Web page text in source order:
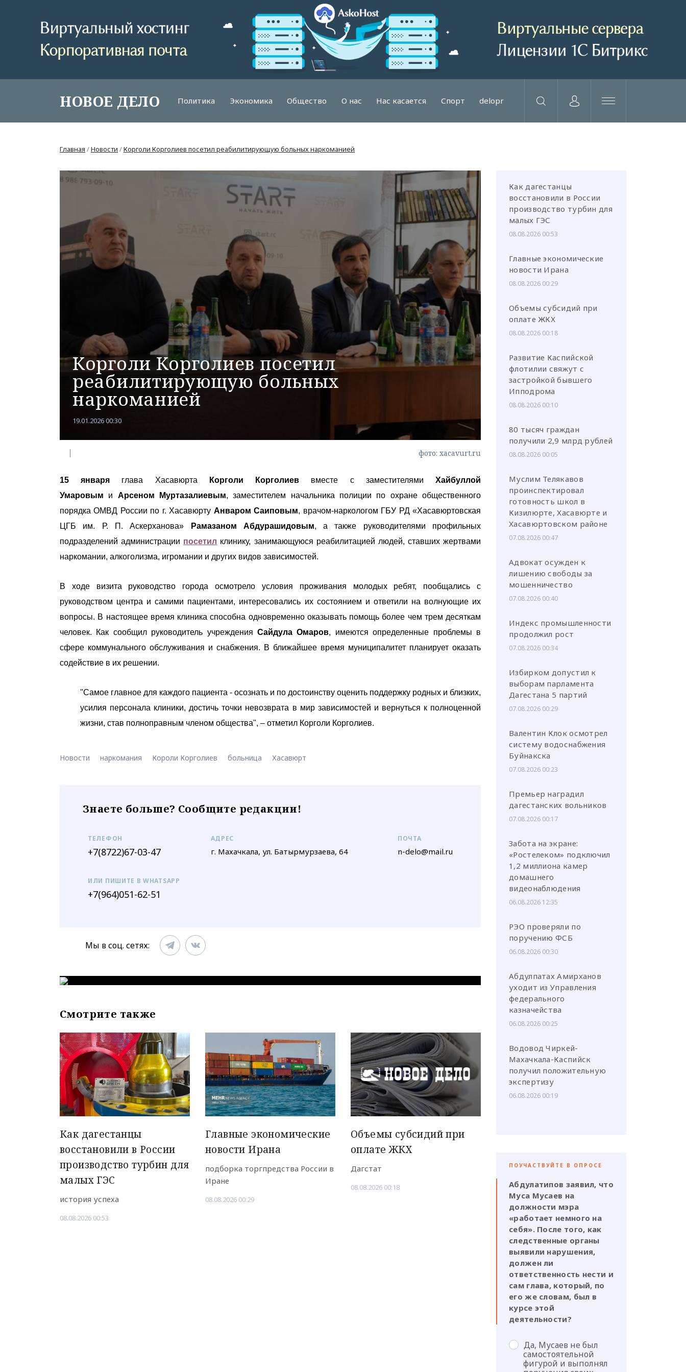
НОВОЕ ДЕЛО Политика Экономика Общество О нас Нас касается Спорт delopr
или через соц. сети
Главная /Новости /Корголи Корголиев посетил реабилитирующую больных наркоманией
Корголи Корголиев посетил
реабилитирующую больных
наркоманией
19.01.2026 00:30
фото: xacavurt.ru
15 января глава Хасавюрта Корголи Корголиев вместе с заместителямиХайбуллой
Умаровым и Арсеном Муртазалиевым, заместителем начальника полиции по охране общественного
порядка ОМВД России по г. Хасавюрту Анваром Саиповым, врачом-наркологом ГБУ РД «Хасавюртовская
ЦГБ им. Р. П. Аскерханова»
Рамазаном Абдурашидовым, а также руководителями профильных
подразделений администрации посетил клинику, занимающуюся реабилитацией людей, ставших жертвами
наркомании, алкоголизма, игромании и других видов зависимостей.
В ходе визита руководство города осмотрело условия проживания молодых ребят, пообщались с
руководством центра и самими пациентами, интересовались их состоянием и ответили на волнующие их
вопросы. В настоящее время клиника способна одновременно оказывать помощь более чем трем десяткам
человек. Как сообщил руководитель учреждения Сайдула Омаров, имеются определенные проблемы в
сфере коммунального обслуживания и снабжения. В ближайшее время муниципалитет планирует оказать
содействие в их решении.
"Самое главное для каждого пациента - осознать и по достоинству оценить поддержку родных и близких,
усилия персонала клиники, достичь точки невозврата в мир зависимостей и вернуться к полноценной
жизни, став полноправным членом общества", – отметил Корголи Корголиев.
Новости наркомания Короли Корголиев больница Хасавюрт
Знаете больше? Сообщите редакции!
ТЕЛЕФОН
+7(8722)67-03-47
АДРЕС
г. Махачкала, ул. Батырмурзаева, 64
ПОЧТА
n-delo@mail.ru
ИЛИ ПИШИТЕ В WHATSAPP
+7(964)051-62-51
Мы в соц. сетях:
Смотрите также
Как дагестанцы
восстановили в России
производство турбин для
малых ГЭС
история успеха
08.08.2026 00:53
Главные экономические
новости Ирана
подборка торгпредства России в
Иране
08.08.2026 00:29
Объемы субсидий при
оплате ЖКХ
Дагстат
08.08.2026 00:18
Как дагестанцы
восстановили в России
производство турбин для
малых ГЭС
08.08.2026 00:53
Главные экономические
новости Ирана
08.08.2026 00:29
Объемы субсидий при
оплате ЖКХ
08.08.2026 00:18
Развитие Каспийской
флотилии свяжут с
застройкой бывшего
Ипподрома
08.08.2026 00:10
80 тысяч граждан
получили 2,9 млрд рублей
08.08.2026 00:05
Муслим Телякавов
проинспектировал
готовность школ в
Кизилюрте, Хасавюрте и
Хасавюртовском районе
07.08.2026 00:47
Адвокат осужден к
лишению свободы за
мошенничество
07.08.2026 00:40
Индекс промышленности
продолжил рост
07.08.2026 00:34
Избирком допустил к
выборам парламента
Дагестана 5 партий
07.08.2026 00:29
Валентин Клок осмотрел
систему водоснабжения
Буйнакска
07.08.2026 00:23
Премьер наградил
дагестанских вольников
07.08.2026 00:17
Забота на экране:
«Ростелеком» подключил
1,2 миллиона камер
домашнего
видеонаблюдения
06.08.2026 12:35
РЭО проверяли по
поручению ФСБ
06.08.2026 00:30
Абдулпатах Амирханов
уходит из Управления
федерального
казначейства
06.08.2026 00:25
Водовод Чиркей-
Махачкала-Каспийск
получил положительную
экспертизу
06.08.2026 00:19
ПОУЧАСТВУЙТЕ В ОПРОСЕ
Абдулатипов заявил, что
Муса Мусаев на
должности мэра
«работает немного на
себя». После того, как
следственные органы
выявили нарушения,
должен ли
ответственность нести и
сам глава, который, по
его же словам, был в
курсе этой
деятельности?
Да, Мусаев не был
самостоятельной
фигурой и выполнял